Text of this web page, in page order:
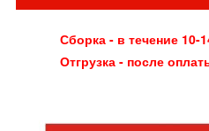
Сборка - в течение 10-
Отгрузка - после